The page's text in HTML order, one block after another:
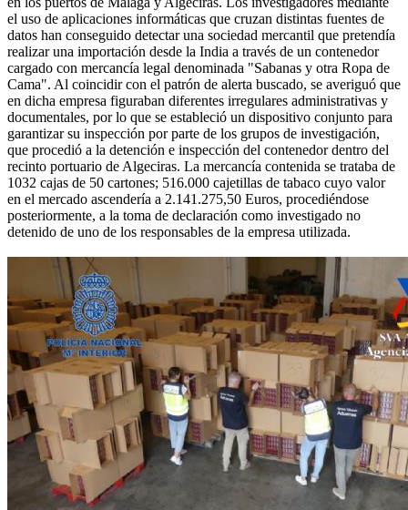
el uso de aplicaciones informáticas que cruzan distintas fuentes de
datos han conseguido detectar una sociedad mercantil que pretendía
realizar una importación desde la India a través de un contenedor
cargado con mercancía legal denominada "Sabanas y otra Ropa de
Cama". Al coincidir con el patrón de alerta buscado, se averiguó que
en dicha empresa figuraban diferentes irregulares administrativas y
documentales, por lo que se estableció un dispositivo conjunto para
garantizar su inspección por parte de los grupos de investigación,
que procedió a la detención e inspección del contenedor dentro del
recinto portuario de Algeciras. La mercancía contenida se trataba de
1032 cajas de 50 cartones; 516.000 cajetillas de tabaco cuyo valor
en el mercado ascendería a 2.141.275,50 Euros, procediéndose
posteriormente, a la toma de declaración como investigado no
detenido de uno de los responsables de la empresa utilizada.